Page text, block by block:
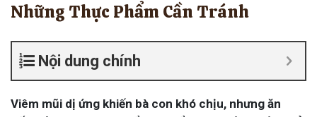
Những Thực Phẩm Cần Tránh
Nội dung chính
Viêm mũi dị ứng khiến bà con khó chịu, nhưng ăn